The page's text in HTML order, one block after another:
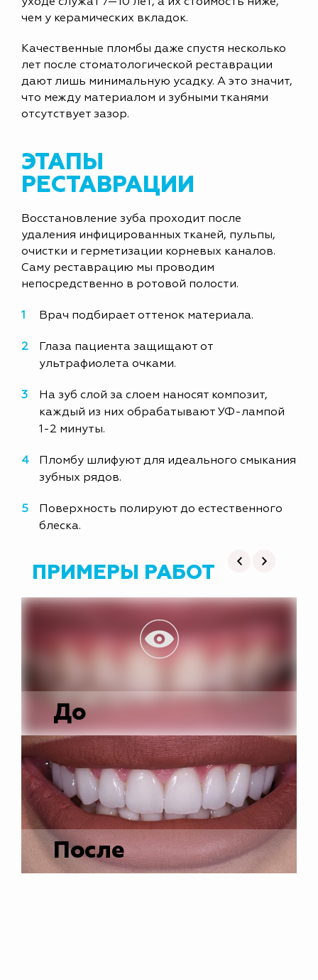
уходе служат 7—10 лет, а их стоимость ниже,
чем у керамических вкладок.
Качественные пломбы даже спустя несколько
лет после стоматологической реставрации
дают лишь минимальную усадку. А это значит,
что между материалом и зубными тканями
отсутствует зазор.
ЭТАПЫ
РЕСТАВРАЦИИ
Восстановление зуба проходит после
удаления инфицированных тканей, пульпы,
очистки и герметизации корневых каналов.
Саму реставрацию мы проводим
непосредственно в ротовой полости.
Врач подбирает оттенок материала.
Глаза пациента защищают от
ультрафиолета очками.
На зуб слой за слоем наносят композит,
каждый из них обрабатывают УФ-лампой
1-2 минуты.
Пломбу шлифуют для идеального смыкания
зубных рядов.
Поверхность полируют до естественного
блеска.
ПРИМЕРЫ РАБОТ
До
После